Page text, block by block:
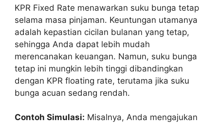
KPR Fixed Rate menawarkan suku bunga tetap
selama masa pinjaman. Keuntungan utamanya
adalah kepastian cicilan bulanan yang tetap,
sehingga Anda dapat lebih mudah
merencanakan keuangan. Namun, suku bunga
tetap ini mungkin lebih tinggi dibandingkan
dengan KPR floating rate, terutama jika suku
bunga acuan sedang rendah.
Contoh Simulasi: Misalnya, Anda mengajukan